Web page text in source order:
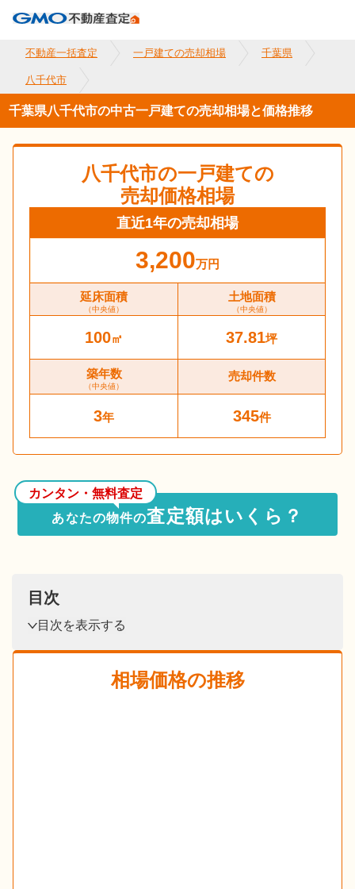
不動産一括査定 一戸建ての売却相場 千葉県
八千代市
千葉県八千代市の中古一戸建ての売却相場と価格推移
八千代市の一戸建ての
売却価格相場
直近1年の売却相場
3,200万円
延床面積
（中央値）
土地面積
（中央値）
100㎡ 37.81坪
築年数
（中央値）
売却件数
3年 345件
カンタン・無料査定
あなたの物件の査定額はいくら？
目次
目次を表示する
相場価格の推移